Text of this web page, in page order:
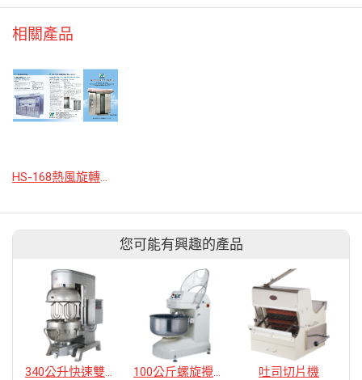
相關產品
HS-168熱風旋轉爐、HS-624/636搖籃爐
您可能有興趣的產品
340公升快速雙軸式攪拌機 100公斤螺旋攪拌機 吐司切片機